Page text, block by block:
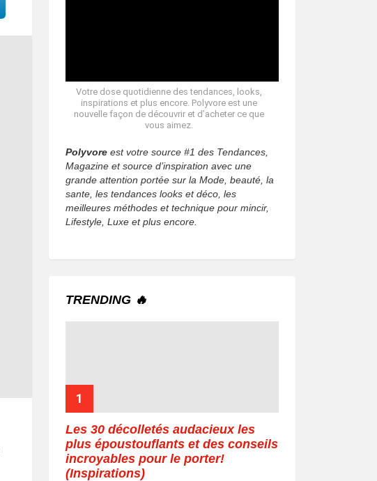
Votre dose quotidienne des tendances, looks,
inspirations et plus encore. Polyvore est une
nouvelle façon de découvrir et d’acheter ce que
vous aimez.
Polyvore est votre source #1 des Tendances,
Magazine et source d’inspiration avec une
grande attention portée sur la Mode, beauté, la
sante, les tendances looks et déco, les
meilleures méthodes et technique pour mincir,
Lifestyle, Luxe et plus encore.
TRENDING 🔥
Les 30 décolletés audacieux les
plus époustouflants et des conseils
incroyables pour le porter!
(Inspirations)